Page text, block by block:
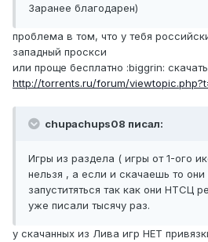
Заранее благодарен)
проблема в том, что у тебя
западный проскси
или проще бесплатно :biggrin:
http://torrents.ru/forum/
chupachups08 писал:
Игры из раздела ( игры от 1-ого
нельзя , а если и скачаешь то
запуститяться так как они НТСЦ
уже писали тысячу раз.
у скачанных из Лива игр НЕТ